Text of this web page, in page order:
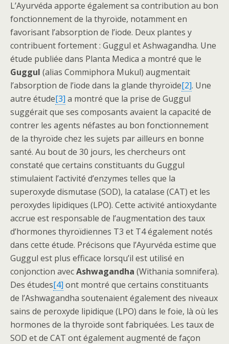
L’Ayurvéda apporte également sa contribution au bon
fonctionnement de la thyroïde, notamment en
favorisant l’absorption de l’iode. Deux plantes y
contribuent fortement : Guggul et Ashwagandha. Une
étude publiée dans Planta Medica a montré que le
Guggul (alias Commiphora Mukul) augmentait
l’absorption de l’iode dans la glande thyroïde[2]. Une
autre étude[3] a montré que la prise de Guggul
suggérait que ses composants avaient la capacité de
contrer les agents néfastes au bon fonctionnement
de la thyroïde chez les sujets par ailleurs en bonne
santé. Au bout de 30 jours, les chercheurs ont
constaté que certains constituants du Guggul
stimulaient l’activité d’enzymes telles que la
superoxyde dismutase (SOD), la catalase (CAT) et les
peroxydes lipidiques (LPO). Cette activité antioxydante
accrue est responsable de l’augmentation des taux
d’hormones thyroïdiennes T3 et T4 également notés
dans cette étude. Précisons que l’Ayurvéda estime que
Guggul est plus efficace lorsqu’il est utilisé en
conjonction avecAshwagandha (Withania somnifera).
Des études[4] ont montré que certains constituants
de l’Ashwagandha soutenaient également des niveaux
sains de peroxyde lipidique (LPO) dans le foie, là où les
hormones de la thyroïde sont fabriquées. Les taux de
SOD et de CAT ont également augmenté de façon